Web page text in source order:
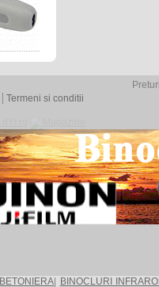
Termeni si conditii
BETONIERA BINOCLURI